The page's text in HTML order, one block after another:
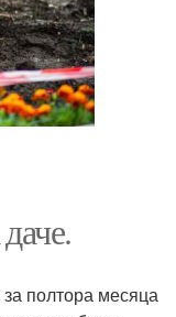
полтора месяца